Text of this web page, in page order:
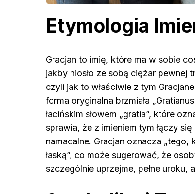
Etymologia
Gracjan to imię, które ma w sobie
jakby niosło ze sobą ciężar pewnej
czyli jak to właściwie z tym
forma oryginalna brzmiała
łacińskim słowem „gratia”, które
sprawia, że z imieniem tym łączy
namacalne. Gracjan oznacza
łaską”, co może sugerować, że
szczególnie uprzejme, pełne